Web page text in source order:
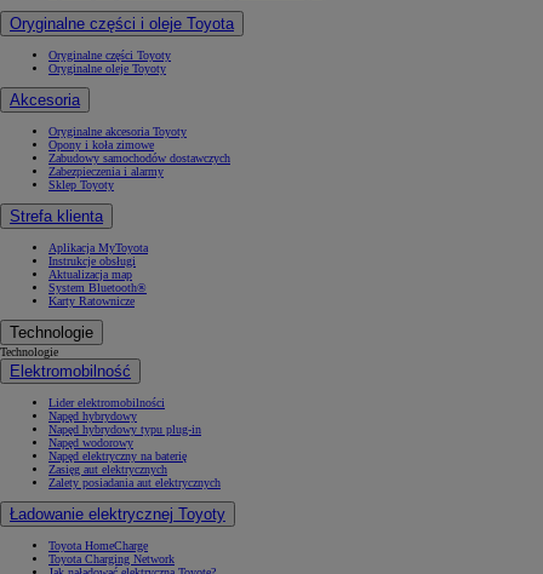
Oryginalne części i oleje Toyota
Oryginalne części Toyoty
Oryginalne oleje Toyoty
Akcesoria
Oryginalne akcesoria Toyoty
Opony i koła zimowe
Zabudowy samochodów dostawczych
Zabezpieczenia i alarmy
Sklep Toyoty
Strefa klienta
Aplikacja MyToyota
Instrukcje obsługi
Aktualizacja map
System Bluetooth®
Karty Ratownicze
Technologie
Technologie
Elektromobilność
Lider elektromobilności
Napęd hybrydowy
Napęd hybrydowy typu plug-in
Napęd wodorowy
Napęd elektryczny na baterię
Zasięg aut elektrycznych
Zalety posiadania aut elektrycznych
Ładowanie elektrycznej Toyoty
Toyota HomeCharge
Toyota Charging Network